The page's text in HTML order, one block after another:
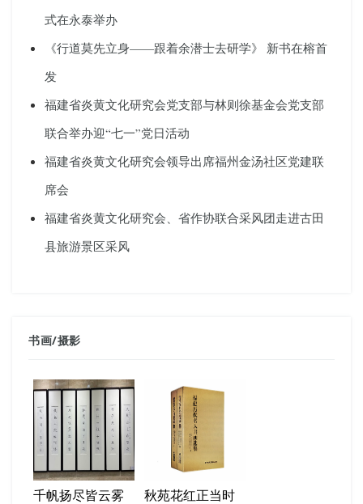
式在永泰举办
《行道莫先立身——跟着余潜士去研学》 新书在榕首
发
福建省炎黄文化研究会党支部与林则徐基金会党支部
联合举办迎“七一”党日活动
福建省炎黄文化研究会领导出席福州金汤社区党建联
席会
福建省炎黄文化研究会、省作协联合采风团走进古田
县旅游景区采风
书画/摄影
千帆扬尽皆云雾
秋苑花红正当时